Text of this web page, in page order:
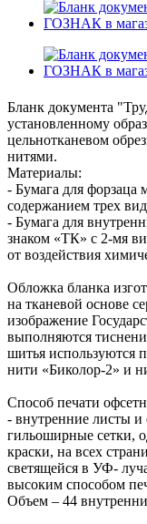
Бланк документа
установленному
цельнотканевом
нитями.
Материалы:
- Бумага для форзаца
содержанием трех
- Бумага для
знаком «ТК» с 2-мя
от воздействия
Обложка бланка
на тканевой основе
изображение
выполняются
шитья используются
нити «Биколор-2» и
Способ печати
- внутренние листы и
гильоширные сетки,
краски, на всех
светящейся в УФ-
высоким способом
Объем – 44